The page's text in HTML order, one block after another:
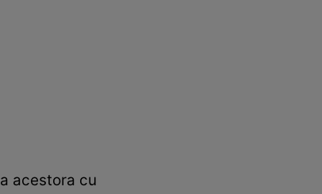
acestora cu